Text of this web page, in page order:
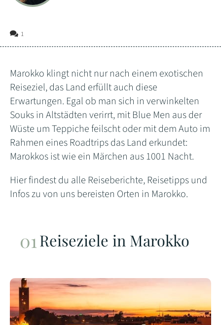
1
Marokko klingt nicht nur nach einem exotischen
Reiseziel, das Land erfüllt auch diese
Erwartungen. Egal ob man sich in verwinkelten
Souks in Altstädten verirrt, mit Blue Men aus der
Wüste um Teppiche feilscht oder mit dem Auto im
Rahmen eines Roadtrips das Land erkundet:
Marokkos ist wie ein Märchen aus 1001 Nacht.
Hier findest du alle Reiseberichte, Reisetipps und
Infos zu von uns bereisten Orten in Marokko.
Reiseziele in Marokko